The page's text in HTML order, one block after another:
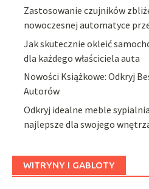
Zastosowanie czujników
nowoczesnej automatyce
Jak skutecznie okleić
dla każdego właściciela auta
Nowości Książkowe: Odkryj
Autorów
Odkryj idealne meble
najlepsze dla swojego
WITRYNY I GABLOTY